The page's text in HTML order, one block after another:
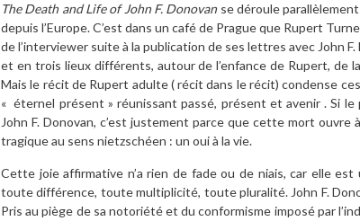
The Death and Life of John F. Donovan se déroule
depuis l’Europe. C’est dans un café de Prague que Rupert
de l’interviewer suite à la publication de ses lettres avec John F.
et en trois lieux différents, autour de l’enfance de Rupert, de
Mais le récit de Rupert adulte ( récit dans le récit) condense
« éternel présent » réunissant passé, présent et avenir . Si
John F. Donovan, c’est justement parce que cette mort ouvre
tragique au sens nietzschéen : un oui à la vie.
Cette joie affirmative n’a rien de fade ou de niais, car elle
toute différence, toute multiplicité, toute pluralité. John F.
Pris au piège de sa notoriété et du conformisme imposé par